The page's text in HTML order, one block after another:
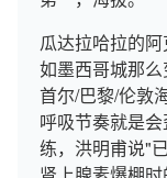
瓜达拉哈拉的
如墨西哥城那
首尔/巴黎/伦敦
呼吸节奏就是
练，洪明甫说"